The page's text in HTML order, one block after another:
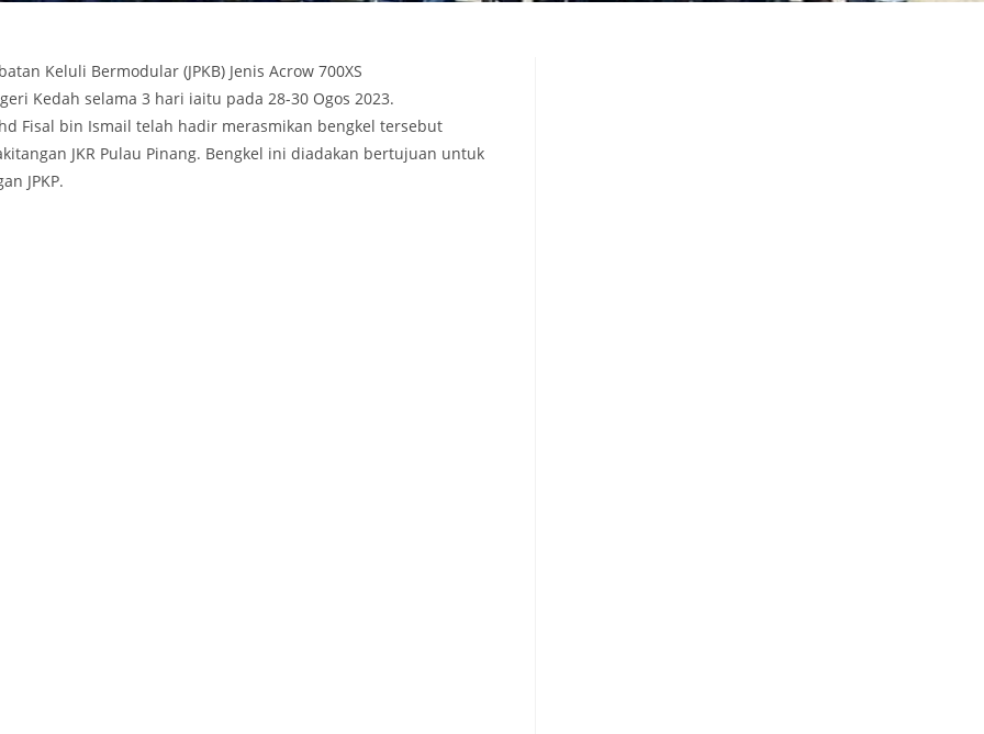
Keluli Bermodular (JPKB) Jenis Acrow 700XS
Kedah selama 3 hari iaitu pada 28-30 Ogos 2023.
Fisal bin Ismail telah hadir merasmikan bengkel tersebut
JKR Pulau Pinang. Bengkel ini diadakan bertujuan untuk
JPKP.